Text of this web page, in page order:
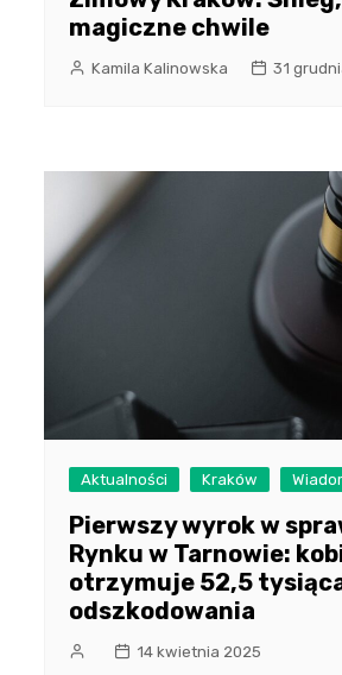
magiczne chwile
Kamila Kalinowska 31
Aktualności Kraków
Pierwszy wyrok w
Rynku w Tarnowie:
otrzymuje 52,5
odszkodowania
14 kwietnia 2025